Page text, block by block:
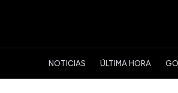
NOTICIAS ÚLTIMA HORA